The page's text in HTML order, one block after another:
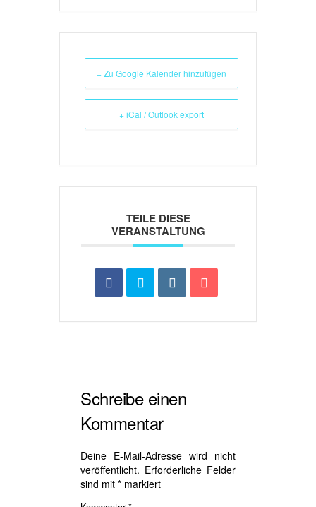
+ Zu Google Kalender hinzufügen
+ iCal / Outlook export
TEILE DIESE
VERANSTALTUNG
Schreibe einen
Kommentar
Deine E-Mail-Adresse wird nicht
veröffentlicht. Erforderliche Felder
sind mit * markiert